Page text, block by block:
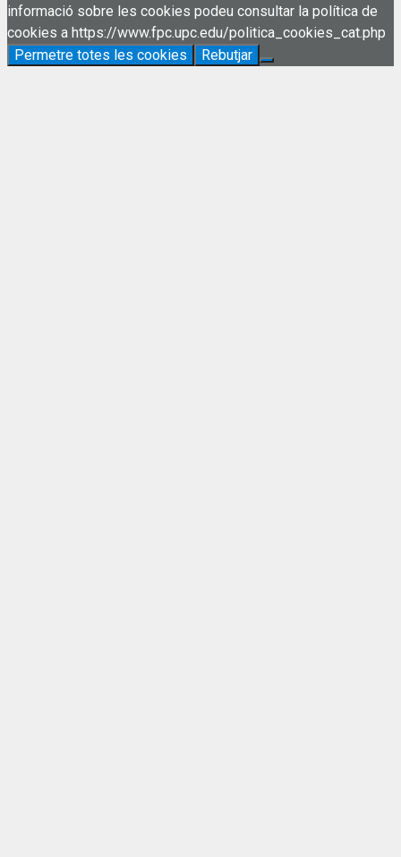
informació sobre les cookies podeu consultar la política de
cookies a https://www.fpc.upc.edu/politica_cookies_cat.php
Permetre totes les cookies
Rebutjar